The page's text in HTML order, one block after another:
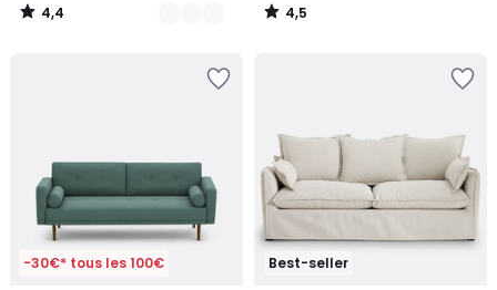
4,4
/
4,5
/
-30€* tous les 100€ Best-seller